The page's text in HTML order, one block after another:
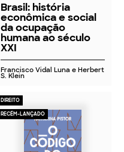
Brasil: história
econômica e social
da ocupação
humana ao século
XXI
Francisco Vidal Luna e Herbert
S. Klein
DIREITO
RECÉM-LANÇADO
2026